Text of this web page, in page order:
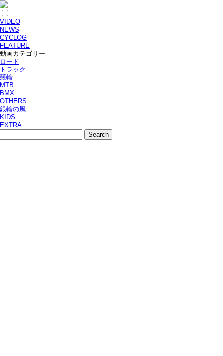
VIDEO
NEWS
CYCLOG
FEATURE
動画カテゴリー
ロード
トラック
競輪
MTB
BMX
OTHERS
銀輪の風
KIDS
EXTRA